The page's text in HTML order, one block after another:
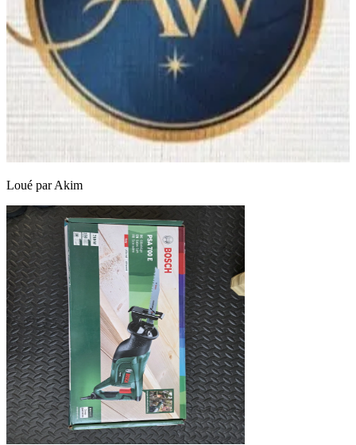
Loué parAkim